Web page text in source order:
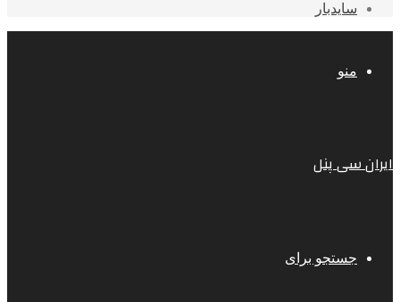
سایدبار
منو
ایران سی پنل
جستجو برای